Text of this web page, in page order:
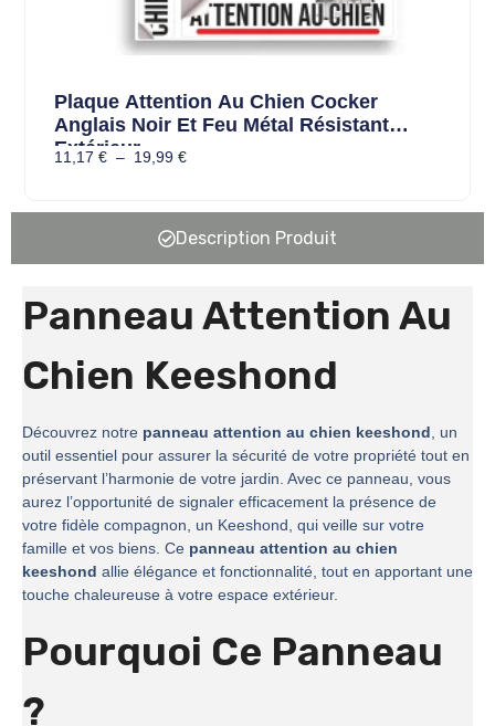
Plaque Attention Au Chien Cocker
Anglais Noir Et Feu Métal Résistant
Extérieur
11,17 € – 19,99 €
Description Produit
Panneau Attention Au
Chien Keeshond
Découvrez notre panneau attention au chien keeshond, un
outil essentiel pour assurer la sécurité de votre propriété tout en
préservant l’harmonie de votre jardin. Avec ce panneau, vous
aurez l’opportunité de signaler efficacement la présence de
votre fidèle compagnon, un Keeshond, qui veille sur votre
famille et vos biens. Ce panneau attention au chien
keeshond allie élégance et fonctionnalité, tout en apportant une
touche chaleureuse à votre espace extérieur.
Pourquoi Ce Panneau
?